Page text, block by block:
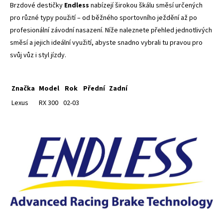
Brzdové destičky Endless nabízejí širokou škálu směsí určených
pro různé typy použití – od běžného sportovního ježdění až po
profesionální závodní nasazení. Níže naleznete přehled jednotlivých
směsí a jejich ideální využití, abyste snadno vybrali tu pravou pro
svůj vůz i styl jízdy.
Značka Model Rok Přední Zadní
Lexus
RX 300 02-03